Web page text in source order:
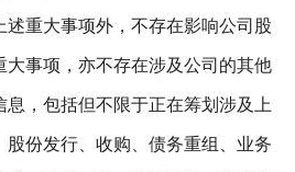
重大事项外，不存在影响公司股
大事项，亦不存在涉及公司的其他
，包括但不限于正在筹划涉及上
份发行、收购、债务重组、业务